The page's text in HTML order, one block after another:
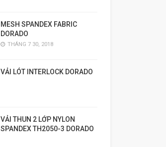
MESH SPANDEX FABRIC
DORADO
THÁNG 7 30, 2018
VẢI LÓT INTERLOCK DORADO
VẢI THUN 2 LỚP NYLON
SPANDEX TH2050-3 DORADO